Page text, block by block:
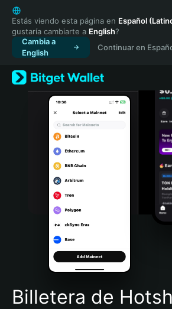
English
日本語
Tiếng Việt
Русский
Español (Latinoamérica)
Türkçe
Italiano
Português (Portugal)
Bahasa Indonesia
Português (Brasil)
Español (Argentina)
Estás viendo esta página en Español
gustaría cambiarte a English?
Cambia a
English
Continuar en
Billetera de